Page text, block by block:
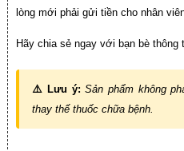
lòng mới phải gửi tiền cho nhân
Hãy chia sẻ ngay với bạn bè thông
⚠️ Lưu ý: Sản phẩm không
thay thế thuốc chữa bệnh.